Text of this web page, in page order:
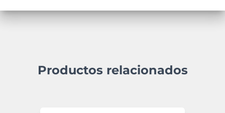
Productos relacionados